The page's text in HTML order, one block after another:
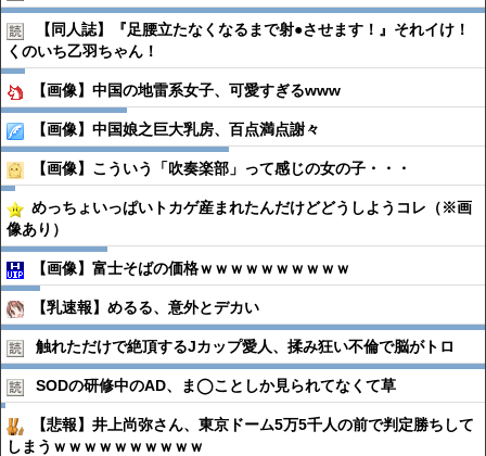
【同人誌】『足腰立たなくなるまで射●︎させます！』それイけ！
くのいち乙羽ちゃん！
【画像】中国の地雷系女子、可愛すぎるwww
【画像】中国娘之巨大乳房、百点満点謝々
【画像】こういう「吹奏楽部」って感じの女の子・・・
めっちょいっぱいトカゲ産まれたんだけどどうしようコレ（※画
像あり）
【画像】富士そばの価格ｗｗｗｗｗｗｗｗｗｗ
【乳速報】めるる、意外とデカい
触れただけで絶頂するJカップ愛人、揉み狂い不倫で脳がトロ
SODの研修中のAD、ま◯ことしか見られてなくて草
【悲報】井上尚弥さん、東京ドーム5万5千人の前で判定勝ちして
しまうｗｗｗｗｗｗｗｗｗｗ